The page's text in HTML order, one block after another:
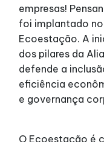
empresas!
foi implantado
Ecoestação. A
dos pilares da
defende a
eficiência
e governança
O Ecoestação é